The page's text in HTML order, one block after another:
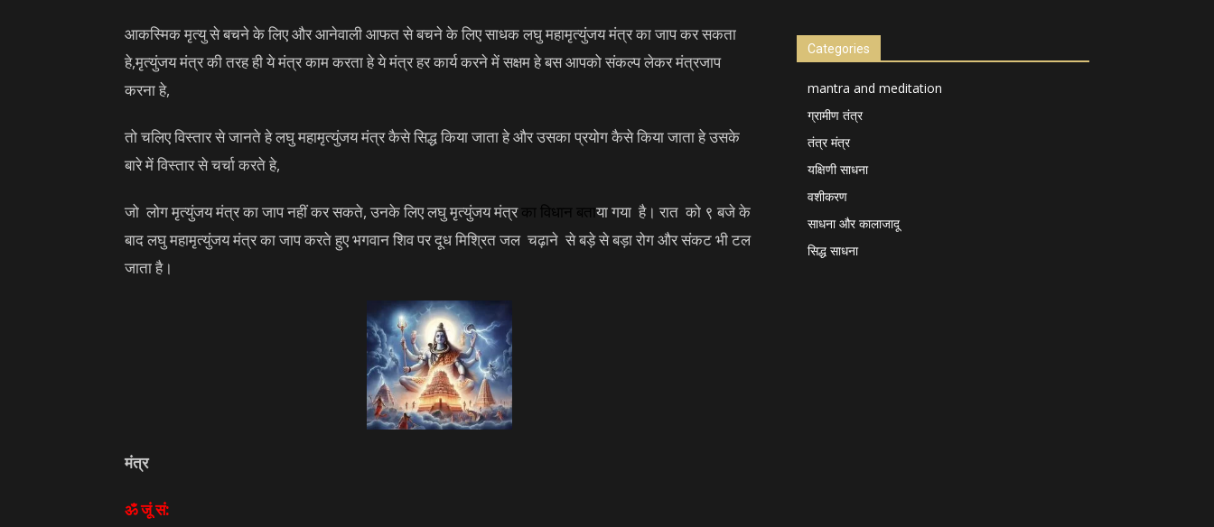
आकस्मिक मृत्यु से बचने के लिए और आनेवाली आफत से बचने के लिए साधक लघु महामृत्युंजय मंत्र का जाप कर सकता
हे,मृत्युंजय मंत्र की तरह ही ये मंत्र काम करता हे ये मंत्र हर कार्य करने में सक्षम हे बस आपको संकल्प लेकर मंत्रजाप
करना हे,
तो चलिए विस्तार से जानते हे लघु महामृत्युंजय मंत्र कैसे सिद्ध किया जाता हे और उसका प्रयोग कैसे किया जाता हे उसके
बारे में विस्तार से चर्चा करते हे,
जो लोग मृत्युंजय मंत्र का जाप नहीं कर सकते, उनके लिए लघु मृत्युंजय मंत्रका विधान बताया गया है। रात को ९ बजे के
बाद लघु महामृत्युंजय मंत्र का जाप करते हुए भगवान शिव पर दूध मिश्रित जल चढ़ाने से बड़े से बड़ा रोग और संकट भी टल
जाता है।
मंत्र
ॐ जूं सं:
Categories
mantra and meditation
ग्रामीण तंत्र
तंत्र मंत्र
यक्षिणी साधना
वशीकरण
साधना और कालाजादू
सिद्ध साधना